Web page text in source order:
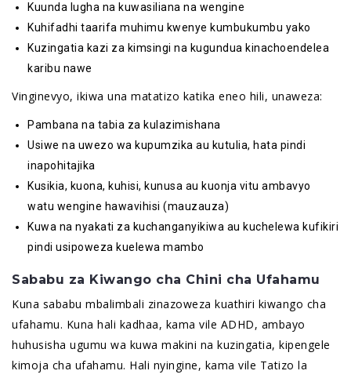
Kuunda lugha na kuwasiliana na wengine
Kuhifadhi taarifa muhimu kwenye kumbukumbu yako
Kuzingatia kazi za kimsingi na kugundua kinachoendelea
karibu nawe
Vinginevyo, ikiwa una matatizo katika eneo hili, unaweza:
Pambana na tabia za kulazimishana
Usiwe na uwezo wa kupumzika au kutulia, hata pindi
inapohitajika
Kusikia, kuona, kuhisi, kunusa au kuonja vitu ambavyo
watu wengine hawavihisi (mauzauza)
Kuwa na nyakati za kuchanganyikiwa au kuchelewa kufikiri
pindi usipoweza kuelewa mambo
Sababu za Kiwango cha Chini cha Ufahamu
Kuna sababu mbalimbali zinazoweza kuathiri kiwango cha
ufahamu. Kuna hali kadhaa, kama vile ADHD, ambayo
huhusisha ugumu wa kuwa makini na kuzingatia, kipengele
kimoja cha ufahamu. Hali nyingine, kama vile Tatizo la